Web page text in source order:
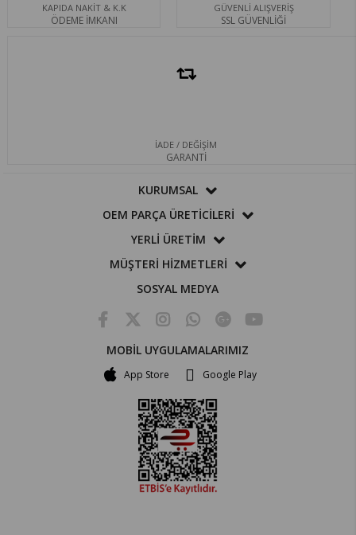
KAPIDA NAKİT & K.K
ÖDEME İMKANI
GÜVENLİ ALIŞVERİŞ
SSL GÜVENLİĞİ
İADE / DEĞİŞİM
GARANTİ
KURUMSAL
OEM PARÇA ÜRETİCİLERİ
YERLİ ÜRETİM
MÜŞTERİ HİZMETLERİ
SOSYAL MEDYA
MOBİL UYGULAMALARIMIZ
App Store Google Play